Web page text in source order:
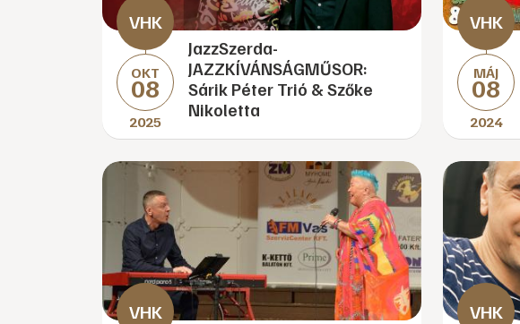
OKT
08
2025
JazzSzerda-
JAZZKÍVÁNSÁGMŰSOR:
Sárik Péter Trió & Szőke
Nikoletta
MÁJ
08
2024